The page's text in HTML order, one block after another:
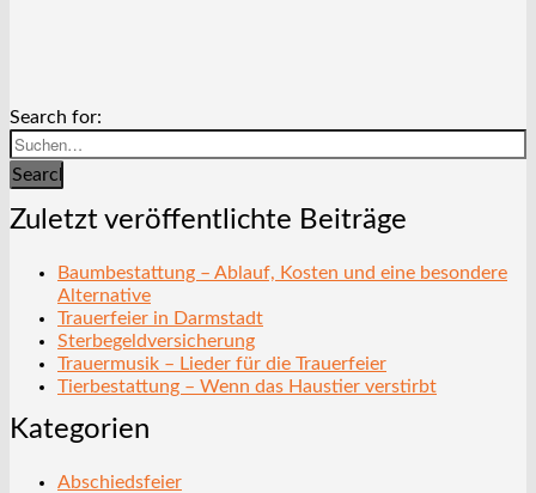
Search for:
Search
Zuletzt veröffentlichte Beiträge
Baumbestattung – Ablauf, Kosten und eine besondere
Alternative
Trauerfeier in Darmstadt
Sterbegeldversicherung
Trauermusik – Lieder für die Trauerfeier
Tierbestattung – Wenn das Haustier verstirbt
Kategorien
Abschiedsfeier